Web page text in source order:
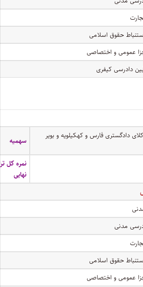
حقوق اسلامی
عمومی و اختصاصی
دادرسی کیفری
دادگستری فارس و کهکیلویه و بویر
سهمیه
نمره کل
نهایی
مدنی
حقوق اسلامی
عمومی و اختصاصی